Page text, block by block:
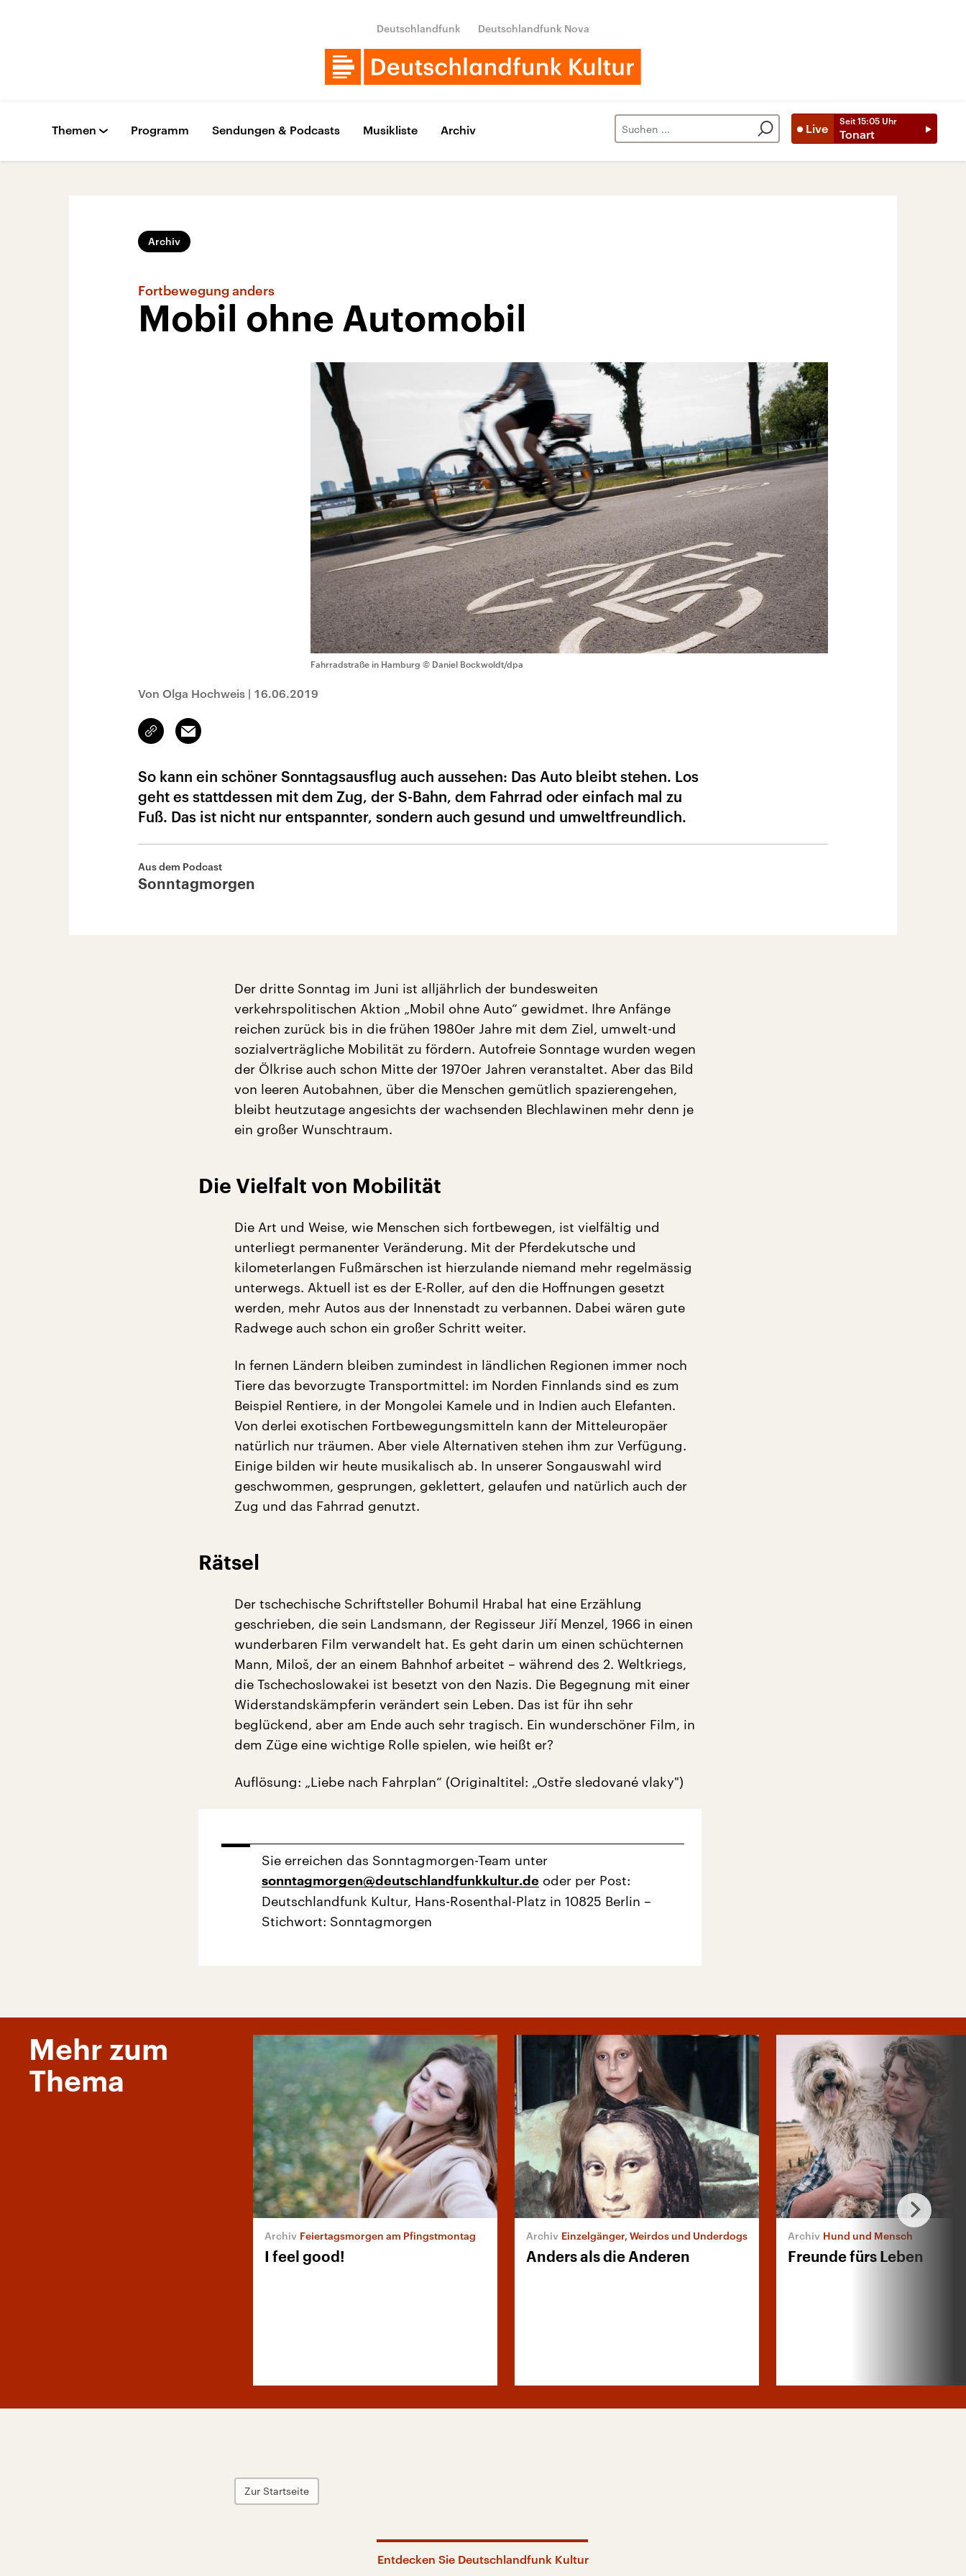
Deutschlandfunk Deutschlandfunk Nova
Live
Seit 15:05 Uhr
Tonart
Themen Programm Sendungen & Podcasts Musikliste Archiv
Archiv
Fortbewegung anders
Mobil ohne Automobil
Fahrradstraße in Hamburg © Daniel Bockwoldt/dpa
Von Olga Hochweis | 16.06.2019
Link
kopieren/teilen
Email
So kann ein schöner Sonntagsausflug auch aussehen: Das Auto bleibt stehen. Los
geht es stattdessen mit dem Zug, der S-Bahn, dem Fahrrad oder einfach mal zu
Fuß. Das ist nicht nur entspannter, sondern auch gesund und umweltfreundlich.
Aus dem Podcast
Sonntagmorgen
Der dritte Sonntag im Juni ist alljährlich der bundesweiten
verkehrspolitischen Aktion „Mobil ohne Auto“ gewidmet. Ihre Anfänge
reichen zurück bis in die frühen 1980er Jahre mit dem Ziel, umwelt-und
sozialverträgliche Mobilität zu fördern. Autofreie Sonntage wurden wegen
der Ölkrise auch schon Mitte der 1970er Jahren veranstaltet. Aber das Bild
von leeren Autobahnen, über die Menschen gemütlich spazierengehen,
bleibt heutzutage angesichts der wachsenden Blechlawinen mehr denn je
ein großer Wunschtraum.
Die Vielfalt von Mobilität
Die Art und Weise, wie Menschen sich fortbewegen, ist vielfältig und
unterliegt permanenter Veränderung. Mit der Pferdekutsche und
kilometerlangen Fußmärschen ist hierzulande niemand mehr regelmässig
unterwegs. Aktuell ist es der E-Roller, auf den die Hoffnungen gesetzt
werden, mehr Autos aus der Innenstadt zu verbannen. Dabei wären gute
Radwege auch schon ein großer Schritt weiter.
In fernen Ländern bleiben zumindest in ländlichen Regionen immer noch
Tiere das bevorzugte Transportmittel: im Norden Finnlands sind es zum
Beispiel Rentiere, in der Mongolei Kamele und in Indien auch Elefanten.
Von derlei exotischen Fortbewegungsmitteln kann der Mitteleuropäer
natürlich nur träumen. Aber viele Alternativen stehen ihm zur Verfügung.
Einige bilden wir heute musikalisch ab. In unserer Songauswahl wird
geschwommen, gesprungen, geklettert, gelaufen und natürlich auch der
Zug und das Fahrrad genutzt.
Rätsel
Der tschechische Schriftsteller Bohumil Hrabal hat eine Erzählung
geschrieben, die sein Landsmann, der Regisseur Jiří Menzel, 1966 in einen
wunderbaren Film verwandelt hat. Es geht darin um einen schüchternen
Mann, Miloš, der an einem Bahnhof arbeitet – während des 2. Weltkriegs,
die Tschechoslowakei ist besetzt von den Nazis. Die Begegnung mit einer
Widerstandskämpferin verändert sein Leben. Das ist für ihn sehr
beglückend, aber am Ende auch sehr tragisch. Ein wunderschöner Film, in
dem Züge eine wichtige Rolle spielen, wie heißt er?
Auflösung: „Liebe nach Fahrplan“ (Originaltitel: „Ostře sledované vlaky")
Sie erreichen das Sonntagmorgen-Team unter
sonntagmorgen@deutschlandfunkkultur.de oder per Post:
Deutschlandfunk Kultur, Hans-Rosenthal-Platz in 10825 Berlin –
Stichwort: Sonntagmorgen
Mehr zum
Thema
Feiertagsmorgen am Pfingstmontag
I feel good!
Einzelgänger, Weirdos und Underdogs
Anders als die Anderen
Hund und Mensch
Freunde fürs Leben
Zur Startseite
Entdecken Sie Deutschlandfunk Kultur